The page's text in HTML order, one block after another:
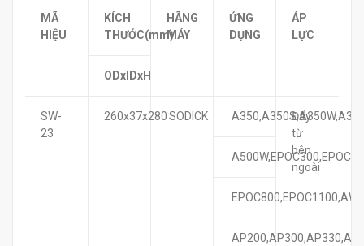
MÃ
HIỆU
KÍCH
THƯỚC(mm)
HÃNG
MÁY
ỨNG
DỤNG
ÁP
LỰC
ODxIDxH
SW-
23
260x37x280SODICK
Đẩy
từ
bên
ngoài